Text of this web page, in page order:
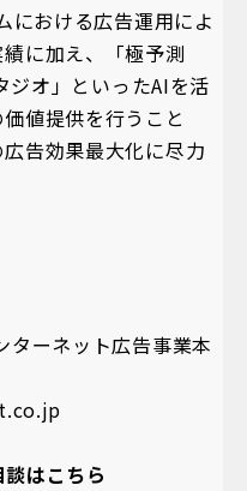
における広告運用によ
に加え、「極予測
ジオ」といったAIを活
値提供を行うこと
告効果最大化に尽力
ターネット広告事業本
はこちら